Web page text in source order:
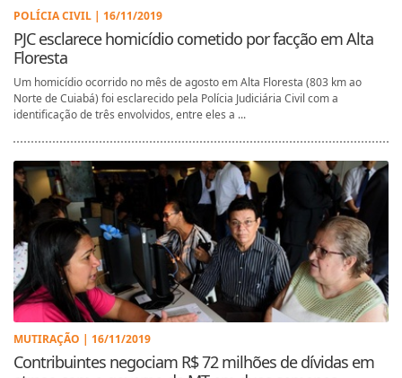
POLÍCIA CIVIL | 16/11/2019
PJC esclarece homicídio cometido por facção em Alta
Floresta
Um homicídio ocorrido no mês de agosto em Alta Floresta (803 km ao
Norte de Cuiabá) foi esclarecido pela Polícia Judiciária Civil com a
identificação de três envolvidos, entre eles a ...
MUTIRAÇÃO | 16/11/2019
Contribuintes negociam R$ 72 milhões de dívidas em